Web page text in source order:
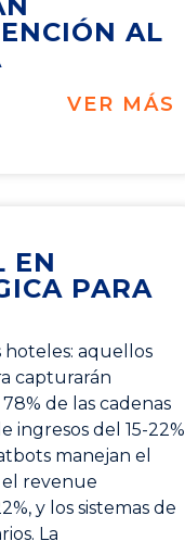
AL
VER MÁS
EN
PARA
hoteles: aquellos
capturarán
de las cadenas
ingresos del 15-22%
manejan el
revenue
y los sistemas de
La